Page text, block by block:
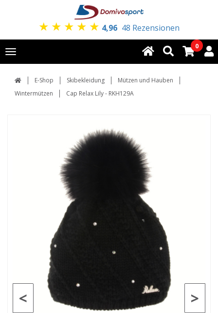
★ ★ ★ ★ ★ 4,96 48 Rezensionen
Toggle
navigation
0
E-Shop Skibekleidung
Mützen und Hauben
Wintermützen
Cap Relax Lily - RKH129A
>
<